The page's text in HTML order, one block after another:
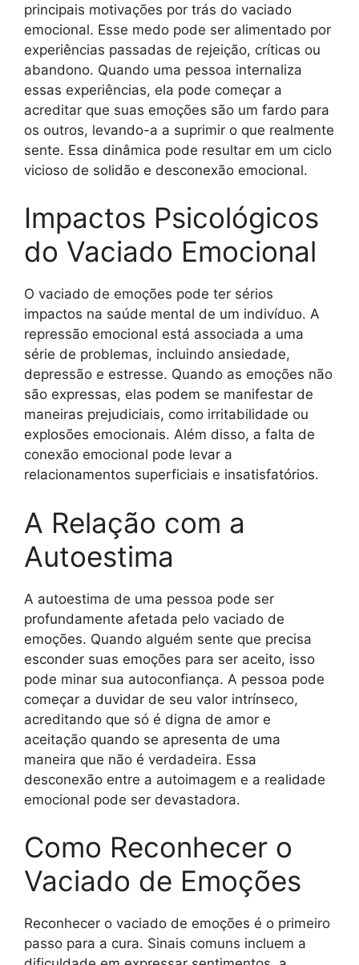
principais motivações por trás do vaciado
emocional. Esse medo pode ser alimentado por
experiências passadas de rejeição, críticas ou
abandono. Quando uma pessoa internaliza
essas experiências, ela pode começar a
acreditar que suas emoções são um fardo para
os outros, levando-a a suprimir o que realmente
sente. Essa dinâmica pode resultar em um ciclo
vicioso de solidão e desconexão emocional.
Impactos Psicológicos
do Vaciado Emocional
O vaciado de emoções pode ter sérios
impactos na saúde mental de um indivíduo. A
repressão emocional está associada a uma
série de problemas, incluindo ansiedade,
depressão e estresse. Quando as emoções não
são expressas, elas podem se manifestar de
maneiras prejudiciais, como irritabilidade ou
explosões emocionais. Além disso, a falta de
conexão emocional pode levar a
relacionamentos superficiais e insatisfatórios.
A Relação com a
Autoestima
A autoestima de uma pessoa pode ser
profundamente afetada pelo vaciado de
emoções. Quando alguém sente que precisa
esconder suas emoções para ser aceito, isso
pode minar sua autoconfiança. A pessoa pode
começar a duvidar de seu valor intrínseco,
acreditando que só é digna de amor e
aceitação quando se apresenta de uma
maneira que não é verdadeira. Essa
desconexão entre a autoimagem e a realidade
emocional pode ser devastadora.
Como Reconhecer o
Vaciado de Emoções
Reconhecer o vaciado de emoções é o primeiro
passo para a cura. Sinais comuns incluem a